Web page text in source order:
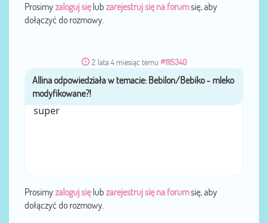
Prosimyzaloguj sięlub zarejestruj się na forumsię, aby
dołączyć do rozmowy.
2 lata 4 miesiąc temu #1115340
przezAllina
super
Prosimyzaloguj sięlub zarejestruj się na forumsię, aby
dołączyć do rozmowy.